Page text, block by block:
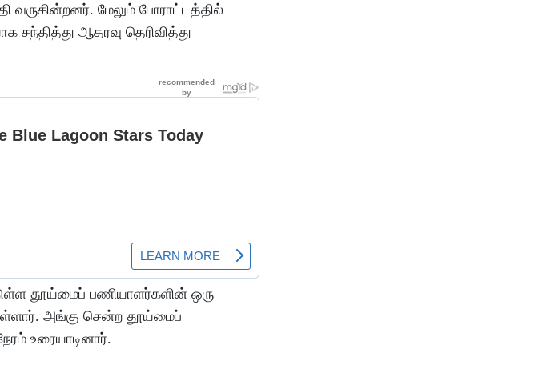
வருகின்றனர். மேலும் போராட்டத்தில்
சந்தித்து ஆதரவு தெரிவித்து
தூய்மைப் பணியாளர்களின் ஒரு
அங்கு சென்ற தூய்மைப்
உரையாடினார்.